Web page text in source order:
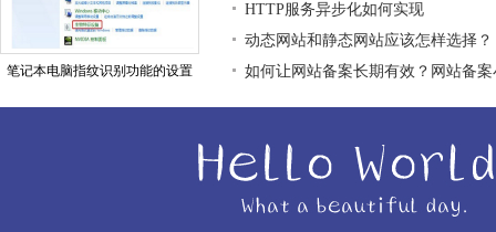
笔记本电脑指纹识别功能的设置
HTTP服务异步化如何实现
动态网站和静态网站应该怎样选择？
如何让网站备案长期有效？网站备